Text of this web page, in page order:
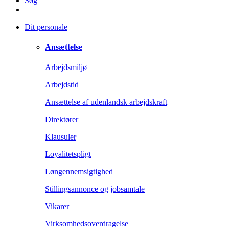
Dit personale
Ansættelse
Arbejdsmiljø
Arbejdstid
Ansættelse af udenlandsk arbejdskraft
Direktører
Klausuler
Loyalitetspligt
Løngennemsigtighed
Stillingsannonce og jobsamtale
Vikarer
Virksomhedsoverdragelse